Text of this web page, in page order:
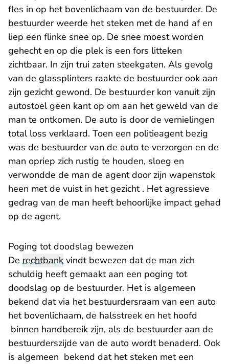
fles in op het bovenlichaam van de bestuurder. De
bestuurder weerde het steken met de hand af en
liep een flinke snee op. De snee moest worden
gehecht en op die plek is een fors litteken
zichtbaar. In zijn trui zaten steekgaten. Als gevolg
van de glassplinters raakte de bestuurder ook aan
zijn gezicht gewond. De bestuurder kon vanuit zijn
autostoel geen kant op om aan het geweld van de
man te ontkomen. De auto is door de vernielingen
total loss verklaard. Toen een politieagent bezig
was de bestuurder van de auto te verzorgen en de
man opriep zich rustig te houden, sloeg en
verwondde de man de agent door zijn wapenstok
heen met de vuist in het gezicht . Het agressieve
gedrag van de man heeft behoorlijke impact gehad
op de agent.
Poging tot doodslag bewezen
De rechtbank vindt bewezen dat de man zich
schuldig heeft gemaakt aan een poging tot
doodslag op de bestuurder. Het is algemeen
bekend dat via het bestuurdersraam van een auto
het bovenlichaam, de halsstreek en het hoofd
binnen handbereik zijn, als de bestuurder aan de
bestuurderszijde van de auto wordt benaderd. Ook
is algemeen bekend dat het steken met een